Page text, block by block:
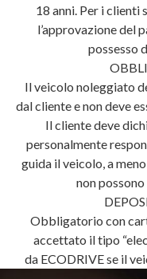
18 anni. Per i clienti
l’approvazione del
possesso
Il veicolo noleggiato
dal cliente e non deve
Il cliente deve
personalmente
guida il veicolo, a
non
Obbligatorio con
accettato il tipo
da ECODRIVE se il